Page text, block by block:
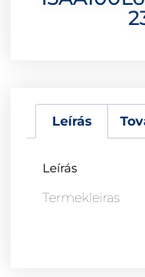
Leírás
Leírás
Termekleiras